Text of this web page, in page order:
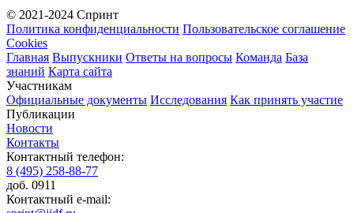
© 2021-2024 Спринт
Политика конфиденциальности Пользовательское соглашение
Cookies
Главная Выпускники Ответы на вопросы Команда База
знаний Карта сайта
Участникам
Официальные документы Исследования Как принять участие
Публикации
Новости
Контакты
Контактный телефон:
8 (495) 258-88-77
доб. 0911
Контактный e-mail: